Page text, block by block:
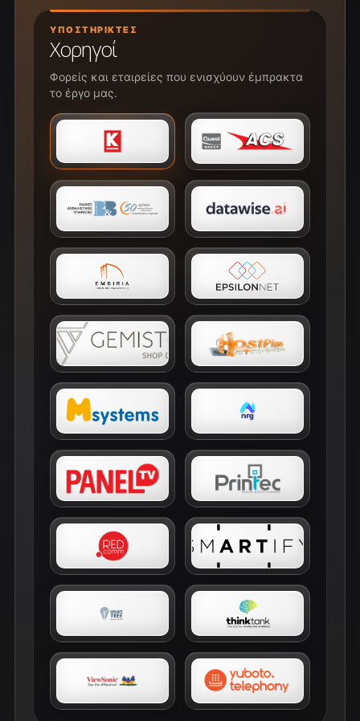
ΥΠΟΣΤΗΡΙΚΤΈΣ
Χορηγοί
Φορείς και εταιρείες που ενισχύουν έμπρακτα
το έργο μας.